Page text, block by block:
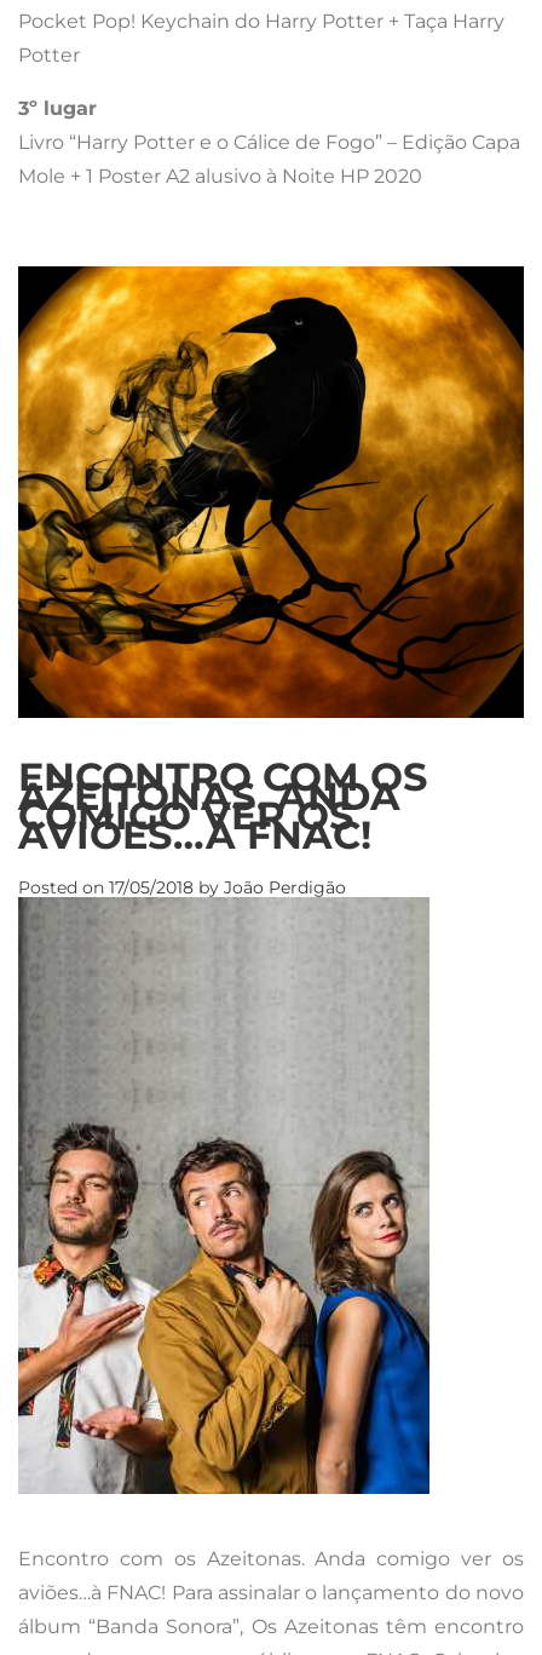
Pocket Pop! Keychain do Harry Potter + Taça Harry
Potter
3º lugar
Livro “Harry Potter e o Cálice de Fogo” – Edição Capa
Mole + 1 Poster A2 alusivo à Noite HP 2020
ENCONTRO COM OS
AZEITONAS. ANDA
COMIGO VER OS
AVIÕES…À FNAC!
Posted on 17/05/2018 by João Perdigão
Encontro com os Azeitonas. Anda comigo ver os
aviões…à FNAC! Para assinalar o lançamento do novo
álbum “Banda Sonora”, Os Azeitonas têm encontro